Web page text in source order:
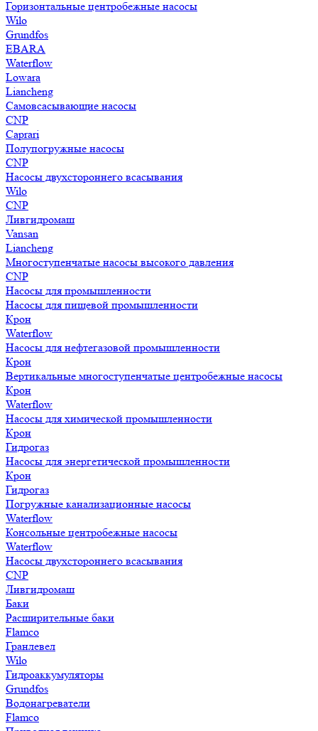
Горизонтальные центробежные насосы
Wilo
Grundfos
EBARA
Waterflow
Lowara
Liancheng
Самовсасывающие насосы
CNP
Caprari
Полупогружные насосы
CNP
Насосы двухстороннего всасывания
Wilo
CNP
Ливгидромаш
Vansan
Liancheng
Многоступенчатые насосы высокого давления
CNP
Насосы для промышленности
Насосы для пищевой промышленности
Крон
Waterflow
Насосы для нефтегазовой промышленности
Крон
Вертикальные многоступенчатые центробежные насосы
Крон
Waterflow
Насосы для химической промышленности
Крон
Гидрогаз
Насосы для энергетической промышленности
Крон
Гидрогаз
Погружные канализационные насосы
Waterflow
Консольные центробежные насосы
Waterflow
Насосы двухстороннего всасывания
CNP
Ливгидромаш
Баки
Расширительные баки
Flamco
Гранлевел
Wilo
Гидроаккумуляторы
Grundfos
Водонагреватели
Flamco